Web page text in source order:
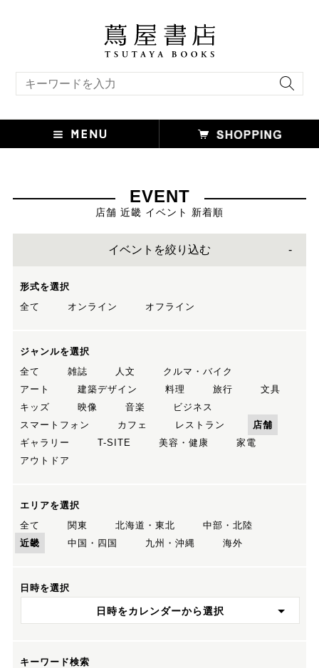
EVENT
店舗 近畿 イベント 新着順
イベントを絞り込む
形式を選択
全て
オンライン オフライン
ジャンルを選択
全て
雑誌 人文
クルマ・バイク
アート
建築デザイン 料理 旅行
文具
キッズ
映像 音楽
ビジネス
スマートフォン
カフェ レストラン
店舗
ギャラリー
T-SITE 美容・健康
家電
アウトドア
エリアを選択
全て
関東 北海道・東北
中部・北陸
近畿
中国・四国 九州・沖縄 海外
日時を選択
日時をカレンダーから選択
キーワード検索